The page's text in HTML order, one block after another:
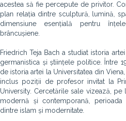
acestea să fie percepute de privitor.
plan relația dintre sculptură, lumină,
dimensiune esențială pentru
brâncușiene.
Friedrich Teja Bach a studiat istoria
germanistica și științele politice. Între
de istoria artei la Universitatea din
inclus poziții de profesor invitat la
University. Cercetările sale vizează, pe
modernă și contemporană,
dintre islam și modernitate.